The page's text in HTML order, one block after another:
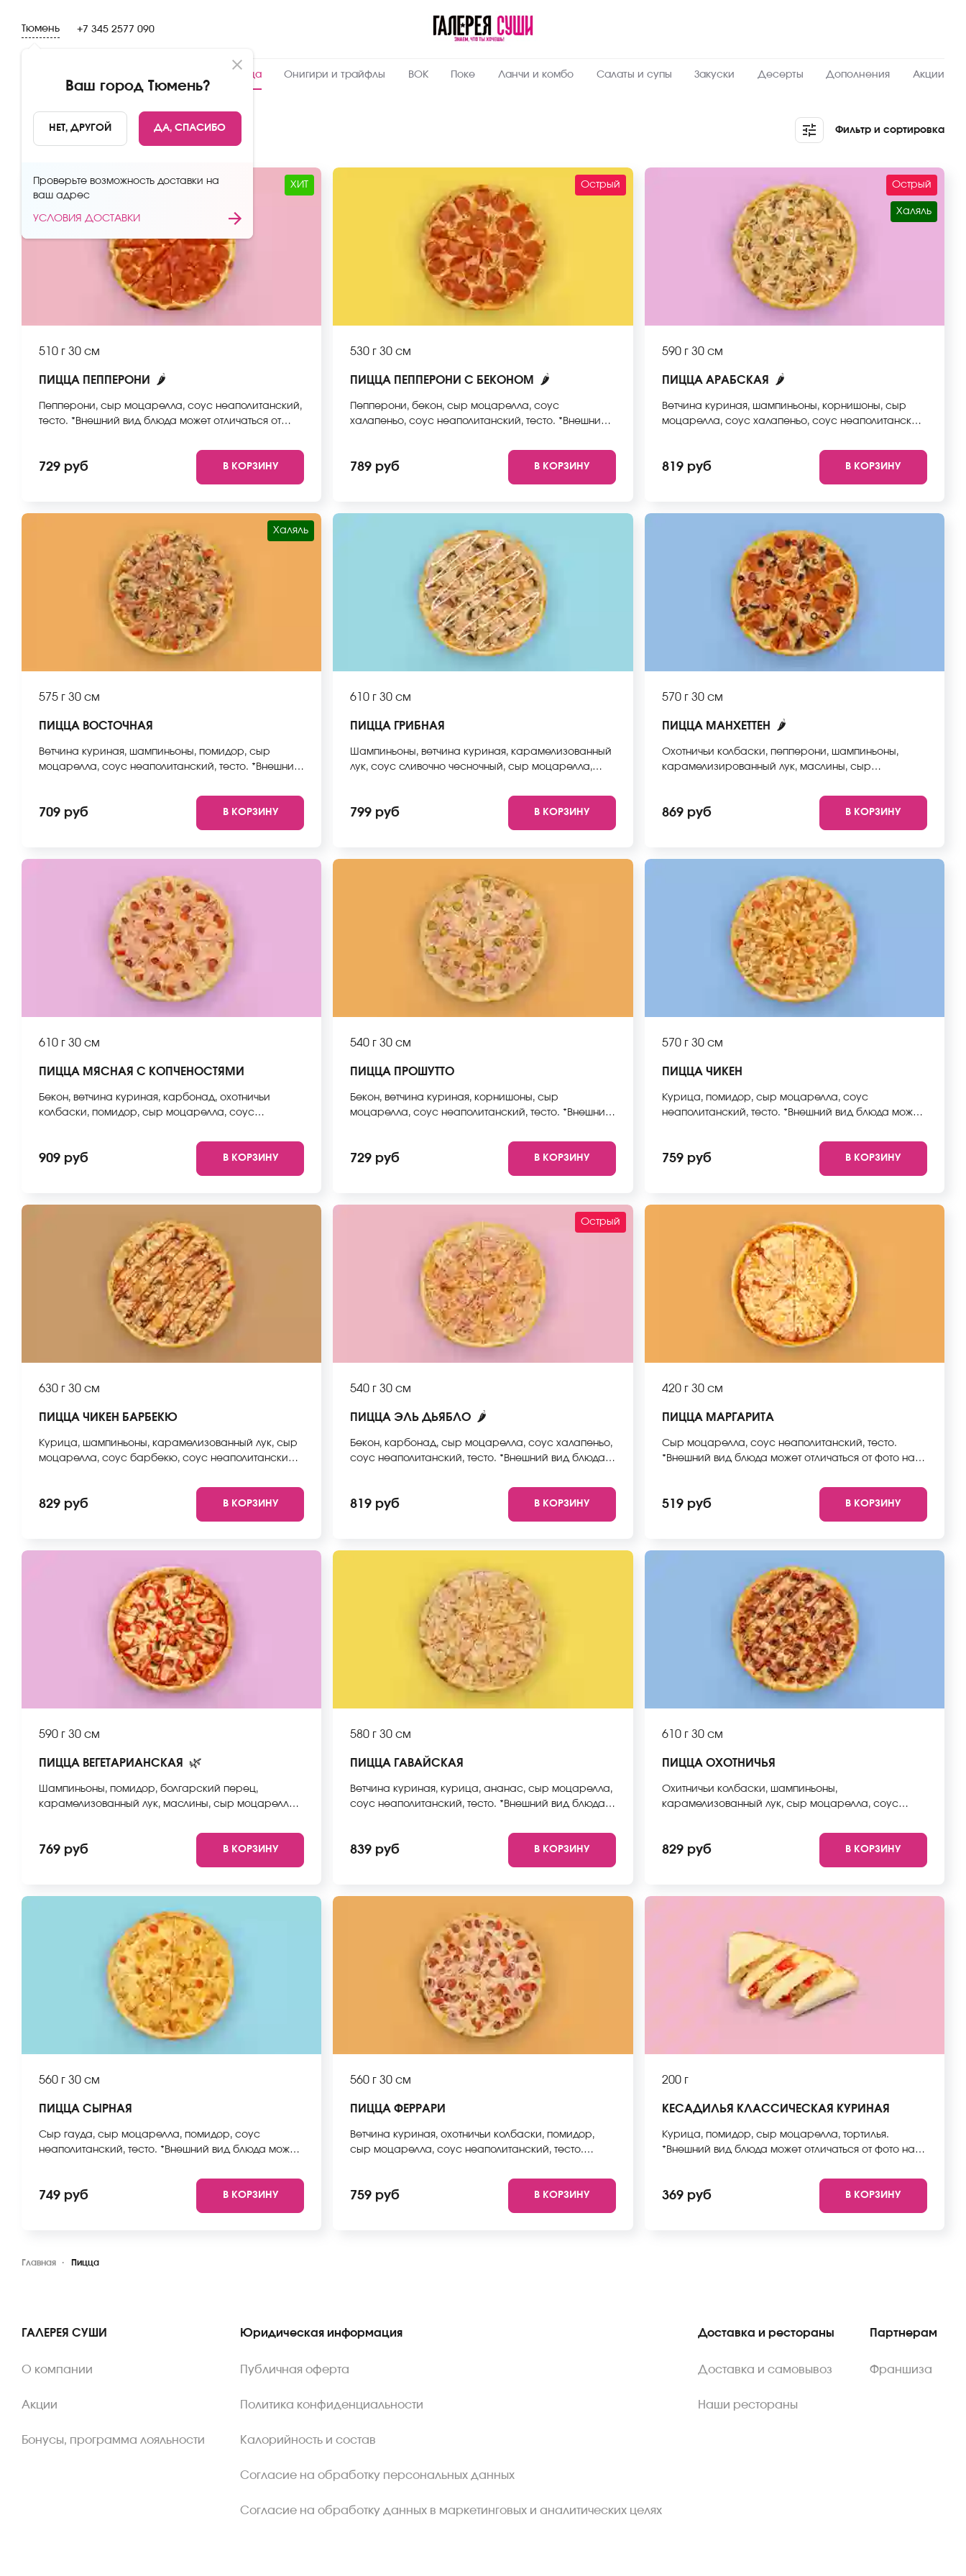
Тюмень
Ваш город Тюмень?
НЕТ, ДРУГОЙ ДА, СПАСИБО
Проверьте возможность доставки на
ваш адрес
УСЛОВИЯ ДОСТАВКИ
+7 345 2577 090
Пицца Онигири и трайфлы ВОК Поке Ланчи и комбо Салаты и супы Закуски Десерты Дополнения Акции
Пицца Фильтр и сортировка
ХИТ
510 г 30 см
ПИЦЦА ПЕППЕРОНИ 🌶
Пепперони, сыр моцарелла, соус неаполитанский,
тесто. *Внешний вид блюда может отличаться от
729 руб В КОРЗИНУ
Острый
530 г 30 см
ПИЦЦА ПЕППЕРОНИ С БЕКОНОМ 🌶
Пепперони, бекон, сыр моцарелла, соус
халапеньо, соус неаполитанский, тесто. *Внешний
789 руб В КОРЗИНУ
Острый
Халяль
590 г30 см
ПИЦЦА АРАБСКАЯ 🌶
Ветчина куриная, шампиньоны, корнишоны, сыр
моцарелла, соус халапеньо, соус неаполитанский,
819 руб В КОРЗИНУ
Халяль
575 г 30 см
ПИЦЦА ВОСТОЧНАЯ
Ветчина куриная, шампиньоны, помидор, сыр
моцарелла, соус неаполитанский, тесто. *Внешний
709 руб В КОРЗИНУ
610 г 30 см
ПИЦЦА ГРИБНАЯ
Шампиньоны, ветчина куриная, карамелизованный
лук, соус сливочно чесночный, сыр моцарелла,
может отличаться от фото на сайте.
799 руб В КОРЗИНУ
570 г30 см
ПИЦЦА МАНХЕТТЕН 🌶
Охотничьи колбаски, пепперони, шампиньоны,
карамелизированный лук, маслины, сыр
вид блюда может отличаться от фото на сайте.
869 руб В КОРЗИНУ
610 г 30 см
ПИЦЦА МЯСНАЯ С КОПЧЕНОСТЯМИ
Бекон, ветчина куриная, карбонад, охотничьи
колбаски, помидор, сыр моцарелла, соус
909 руб В КОРЗИНУ
540 г 30 см
ПИЦЦА ПРОШУТТО
Бекон, ветчина куриная, корнишоны, сыр
моцарелла, соус неаполитанский, тесто. *Внешний
729 руб В КОРЗИНУ
570 г30 см
ПИЦЦА ЧИКЕН
Курица, помидор, сыр моцарелла, соус
неаполитанский, тесто. *Внешний вид блюда может
759 руб В КОРЗИНУ
630 г 30 см
ПИЦЦА ЧИКЕН БАРБЕКЮ
Курица, шампиньоны, карамелизованный лук, сыр
моцарелла, соус барбекю, соус неаполитанский,
829 руб В КОРЗИНУ
Острый
540 г 30 см
ПИЦЦА ЭЛЬ ДЬЯБЛО 🌶
Бекон, карбонад, сыр моцарелла, соус халапеньо,
соус неаполитанский, тесто. *Внешний вид блюда
819 руб В КОРЗИНУ
420 г30 см
ПИЦЦА МАРГАРИТА
Сыр моцарелла, соус неаполитанский, тесто.
*Внешний вид блюда может отличаться от фото на
519 руб В КОРЗИНУ
590 г 30 см
ПИЦЦА ВЕГЕТАРИАНСКАЯ 🌿
Шампиньоны, помидор, болгарский перец,
карамелизованный лук, маслины, сыр моцарелла,
может отличаться от фото на сайте.
769 руб В КОРЗИНУ
580 г 30 см
ПИЦЦА ГАВАЙСКАЯ
Ветчина куриная, курица, ананас, сыр моцарелла,
соус неаполитанский, тесто. *Внешний вид блюда
839 руб В КОРЗИНУ
610 г30 см
ПИЦЦА ОХОТНИЧЬЯ
Охитничьи колбаски, шампиньоны,
карамелизованный лук, сыр моцарелла, соус
вид блюда может отличаться от фото на сайте.
829 руб В КОРЗИНУ
560 г 30 см
ПИЦЦА СЫРНАЯ
Сыр гауда, сыр моцарелла, помидор, соус
неаполитанский, тесто. *Внешний вид блюда может
749 руб В КОРЗИНУ
560 г 30 см
ПИЦЦА ФЕРРАРИ
Ветчина куриная, охотничьи колбаски, помидор,
сыр моцарелла, соус неаполитанский, тесто.
759 руб В КОРЗИНУ
200 г
КЕСАДИЛЬЯ КЛАССИЧЕСКАЯ КУРИНАЯ
Курица, помидор, сыр моцарелла, тортилья.
*Внешний вид блюда может отличаться от фото на
369 руб В КОРЗИНУ
Главная Пицца
ГАЛЕРЕЯ СУШИ
О компании
Акции
Бонусы, программа лояльности
Юридическая информация
Публичная оферта
Политика конфиденциальности
Калорийность и состав
Согласие на обработку персональных данных
Согласие на обработку данных в маркетинговых и аналитических целях
Доставка и рестораны
Доставка и самовывоз
Наши рестораны
Партнерам
Франшиза